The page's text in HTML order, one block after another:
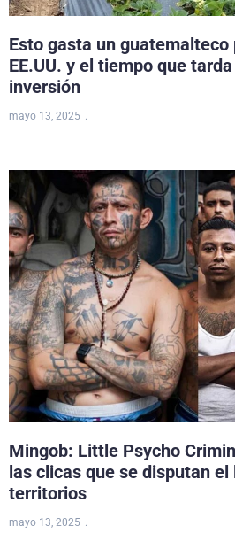
Esto gasta un guatemalteco
EE.UU. y el tiempo que
inversión
mayo 13, 2025
Mingob: Little Psycho
las clicas que se disputan el
territorios
mayo 13, 2025